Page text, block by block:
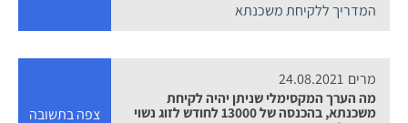
המדריך ללקיחת משכנתא
מרים 24.08.2021
מה הערך המקסימלי שניתן יהיה לקיחת
משכנתא, בהכנסה של 13000 לחודש לזוג נשוי
צפה בתשובה